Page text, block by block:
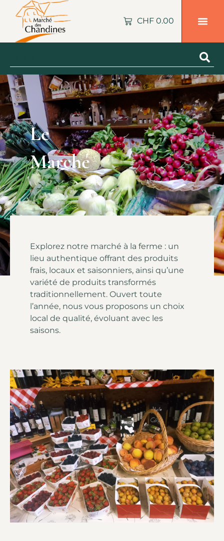
CHF0.00
Le
Marché
Explorez notre marché à la ferme : un
lieu authentique offrant des produits
frais, locaux et saisonniers, ainsi qu’une
variété de produits transformés
traditionnellement. Ouvert toute
l’année, nous vous proposons un choix
local de qualité, évoluant avec les
saisons.